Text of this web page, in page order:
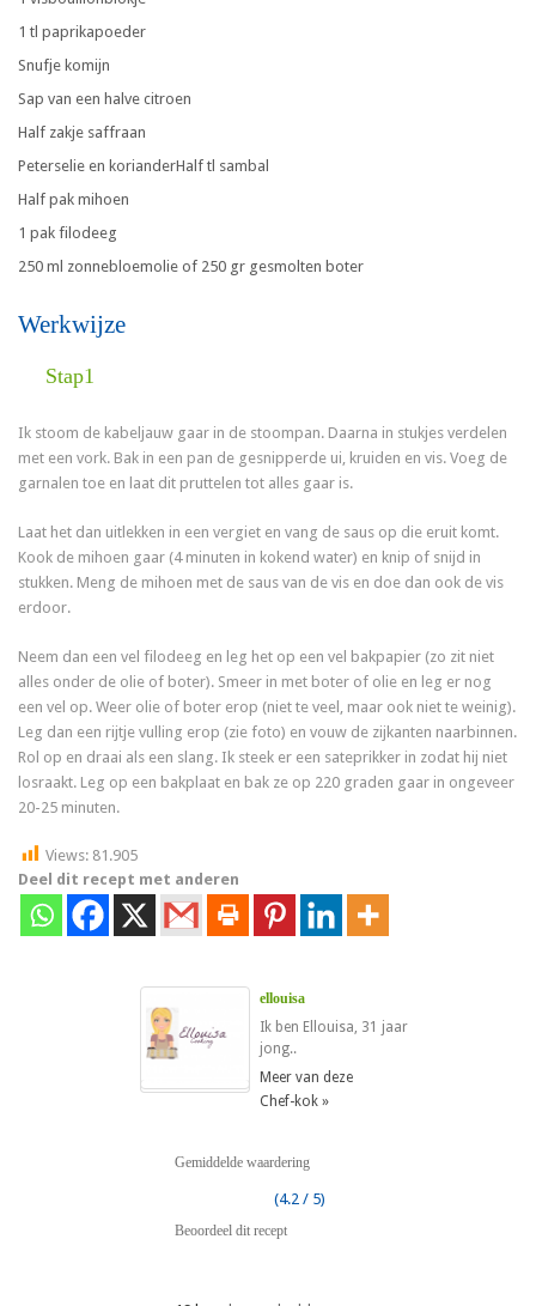
1 tl paprikapoeder
Snufje komijn
Sap van een halve citroen
Half zakje saffraan
Peterselie en korianderHalf tl sambal
Half pak mihoen
1 pak filodeeg
250 ml zonnebloemolie of 250 gr gesmolten boter
Werkwijze
Stap1
Ik stoom de kabeljauw gaar in de stoompan. Daarna in stukjes verdelen
met een vork. Bak in een pan de gesnipperde ui, kruiden en vis. Voeg de
garnalen toe en laat dit pruttelen tot alles gaar is.
Laat het dan uitlekken in een vergiet en vang de saus op die eruit komt.
Kook de mihoen gaar (4 minuten in kokend water) en knip of snijd in
stukken. Meng de mihoen met de saus van de vis en doe dan ook de vis
erdoor.
Neem dan een vel filodeeg en leg het op een vel bakpapier (zo zit niet
alles onder de olie of boter). Smeer in met boter of olie en leg er nog
een vel op. Weer olie of boter erop (niet te veel, maar ook niet te weinig).
Leg dan een rijtje vulling erop (zie foto) en vouw de zijkanten naarbinnen.
Rol op en draai als een slang. Ik steek er een sateprikker in zodat hij niet
losraakt. Leg op een bakplaat en bak ze op 220 graden gaar in ongeveer
20-25 minuten.
Views: 81.905
Deel dit recept met anderen
ellouisa
Ik ben Ellouisa, 31 jaar
jong..
Meer van deze
Chef-kok »
Gemiddelde waardering
(4.2 / 5)
Beoordeel dit recept